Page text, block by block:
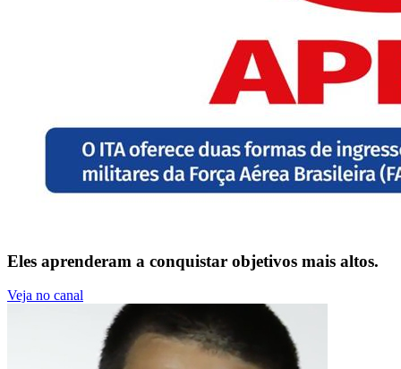
Eles aprenderam a conquistar objetivos mais altos.
Veja no canal